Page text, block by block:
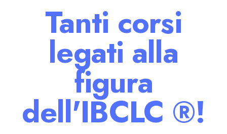
Tanti corsi
legati alla
figura
dell'IBCLC ®!